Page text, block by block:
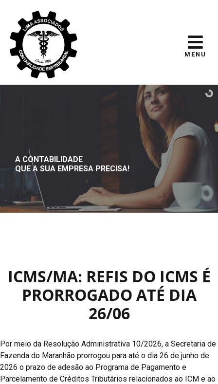
MENU
A CONTABILIDADE
QUE A SUA EMPRESA PRECISA!
ICMS/MA: REFIS DO ICMS É
PRORROGADO ATÉ DIA
26/06
Por meio da Resolução Administrativa 10/2026, a Secretaria de
Fazenda do Maranhão prorrogou para até o dia 26 de junho de
2026 o prazo de adesão ao Programa de Pagamento e
Parcelamento de Créditos Tributários relacionados ao ICM e ao